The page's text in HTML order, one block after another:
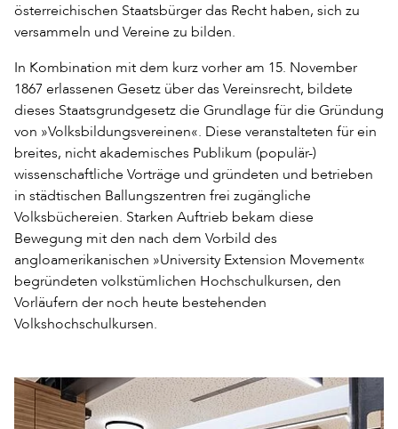
österreichischen Staatsbürger das Recht haben, sich zu
versammeln und Vereine zu bilden.
In Kombination mit dem kurz vorher am 15. November
1867 erlassenen Gesetz über das Vereinsrecht, bildete
dieses Staatsgrundgesetz die Grundlage für die Gründung
von »Volksbildungsvereinen«. Diese veranstalteten für ein
breites, nicht akademisches Publikum (populär-)
wissenschaftliche Vorträge und gründeten und betrieben
in städtischen Ballungszentren frei zugängliche
Volksbüchereien. Starken Auftrieb bekam diese
Bewegung mit den nach dem Vorbild des
angloamerikanischen »University Extension Movement«
begründeten volkstümlichen Hochschulkursen, den
Vorläufern der noch heute bestehenden
Volkshochschulkursen.